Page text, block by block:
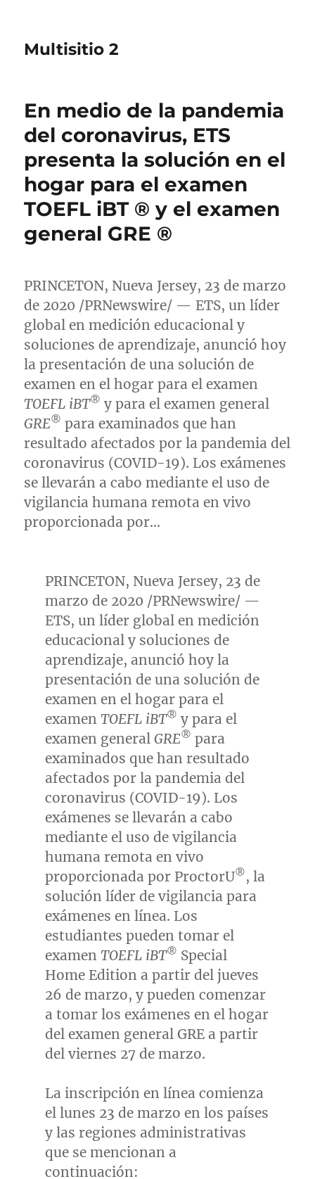
Multisitio 2
En medio de la pandemia
del coronavirus, ETS
presenta la solución en el
hogar para el examen
TOEFL iBT ® y el examen
general GRE ®
PRINCETON, Nueva Jersey, 23 de marzo
de 2020 /PRNewswire/ — ETS, un líder
global en medición educacional y
soluciones de aprendizaje, anunció hoy
la presentación de una solución de
examen en el hogar para el examen
TOEFL iBT® y para el examen general
GRE® para examinados que han
resultado afectados por la pandemia del
coronavirus (COVID-19). Los exámenes
se llevarán a cabo mediante el uso de
vigilancia humana remota en vivo
proporcionada por…
PRINCETON, Nueva Jersey, 23 de
marzo de 2020 /PRNewswire/ —
ETS, un líder global en medición
educacional y soluciones de
aprendizaje, anunció hoy la
presentación de una solución de
examen en el hogar para el
examen TOEFL iBT® y para el
examen general GRE® para
examinados que han resultado
afectados por la pandemia del
coronavirus (COVID-19). Los
exámenes se llevarán a cabo
mediante el uso de vigilancia
humana remota en vivo
proporcionada por ProctorU®, la
solución líder de vigilancia para
exámenes en línea. Los
estudiantes pueden tomar el
examen TOEFL iBT® Special
Home Edition a partir del jueves
26 de marzo, y pueden comenzar
a tomar los exámenes en el hogar
del examen general GRE a partir
del viernes 27 de marzo.
La inscripción en línea comienza
el lunes 23 de marzo en los países
y las regiones administrativas
que se mencionan a
continuación: